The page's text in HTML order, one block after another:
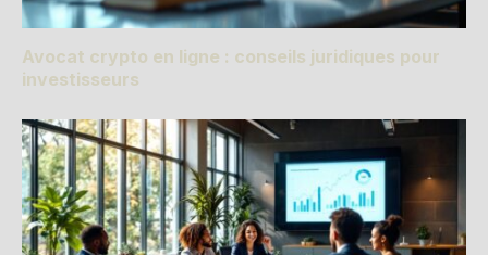
Avocat crypto en ligne : conseils juridiques pour
investisseurs